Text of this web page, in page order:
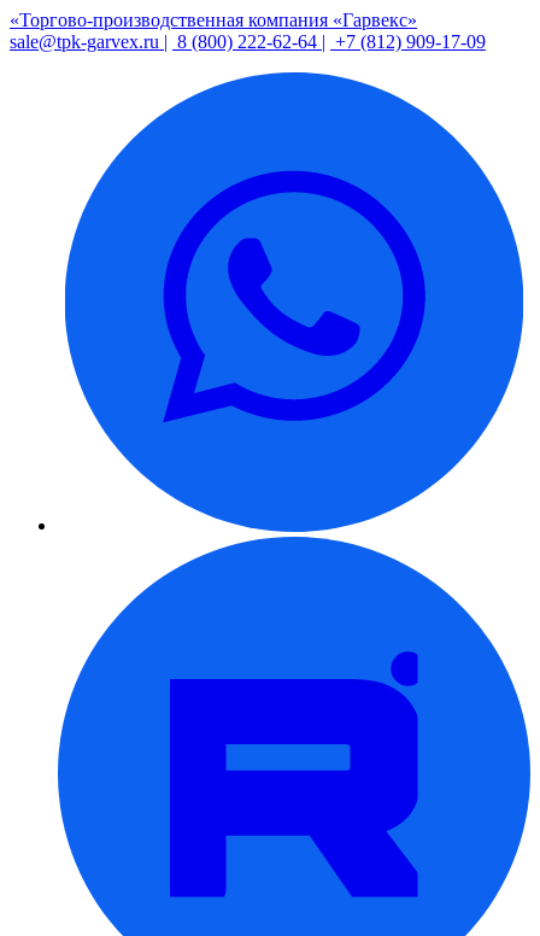
«Торгово-производственная компания «Гарвекс»
sale@tpk-garvex.ru | 8 (800) 222-62-64 | +7 (812) 909-17-09